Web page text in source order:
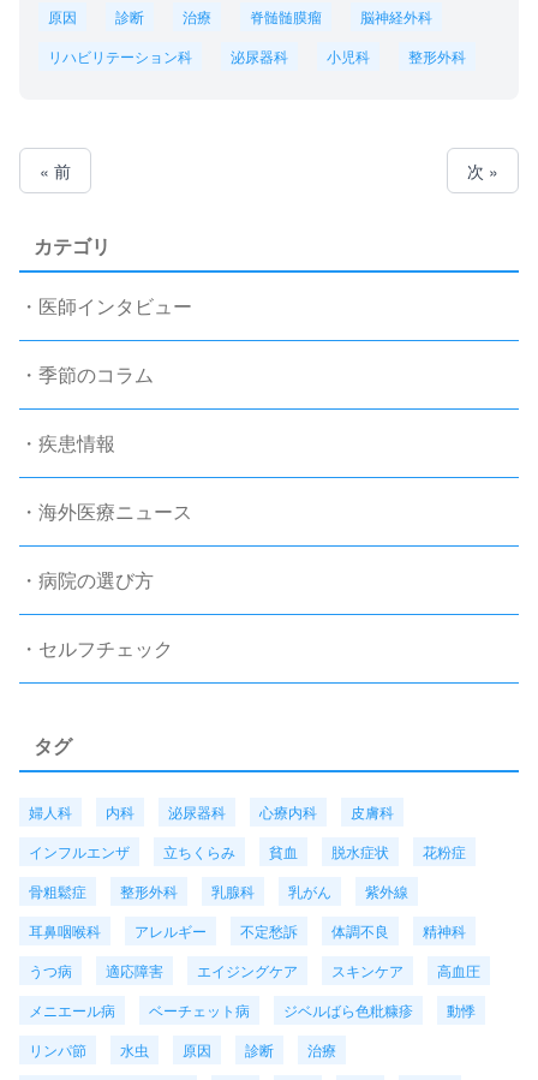
原因 診断 治療 脊髄髄膜瘤
脳神経外科
リハビリテーション科
泌尿器科 小児科 整形外科
« 前 次 »
カテゴリ
・医師インタビュー
・季節のコラム
・疾患情報
・海外医療ニュース
・病院の選び方
・セルフチェック
タグ
婦人科 内科 泌尿器科 心療内科
皮膚科
インフルエンザ
立ちくらみ 貧血 脱水症状
花粉症
骨粗鬆症
整形外科 乳腺科 乳がん
紫外線
耳鼻咽喉科
アレルギー 不定愁訴 体調不良
精神科
うつ病
適応障害 エイジングケア スキンケア
高血圧
メニエール病
ベーチェット病 ジベルばら色粃糠疹
動悸
リンパ節
水虫 原因 診断
治療